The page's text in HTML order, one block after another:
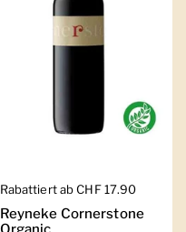
Regulärer Preis
Rabattiert ab CHF 17.90
Reyneke Cornerstone